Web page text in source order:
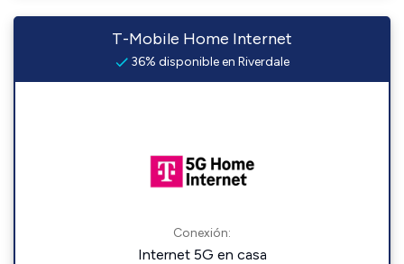
T-Mobile Home Internet
36% disponible en Riverdale
Conexión:
Internet 5G en casa